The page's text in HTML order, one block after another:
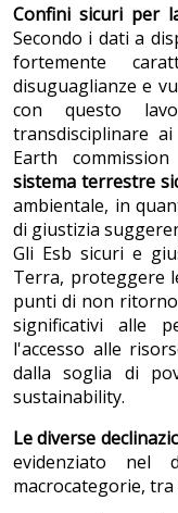
Confini sicuri per
Secondo i dati a
fortemente
disuguaglianze e
con questo
transdisciplinare
Earth
sistema terrestre
ambientale, in
di giustizia
Gli Esb sicuri e
Terra, proteggere
punti di non
significativi alle
l'accesso alle
dalla soglia di
sustainability.
Le diverse
evidenziato nel
macrocategorie, tra